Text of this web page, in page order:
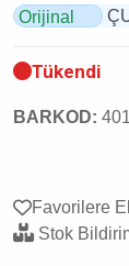
Orijinal
Tükendi
BARKOD:
Favorilere
Stok